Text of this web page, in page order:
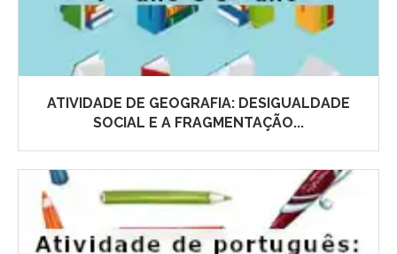
ATIVIDADE DE GEOGRAFIA: DESIGUALDADE
SOCIAL E A FRAGMENTAÇÃO...